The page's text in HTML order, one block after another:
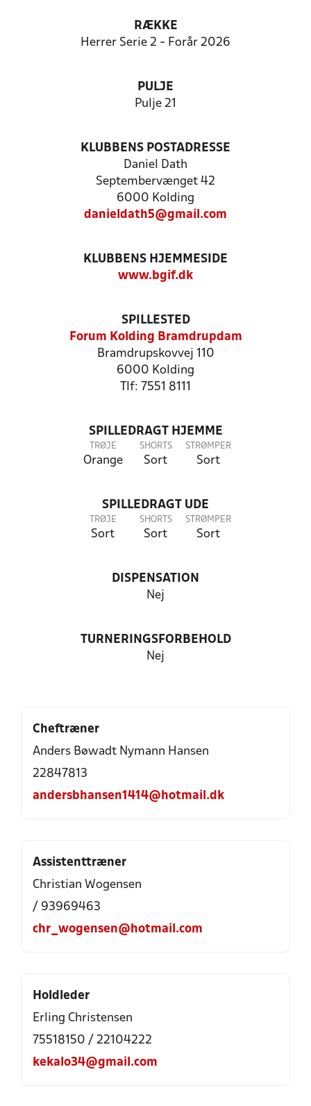
RÆKKE
Herrer Serie 2 - Forår 2026
PULJE
Pulje 21
KLUBBENS POSTADRESSE
Daniel Dath
Septembervænget 42
6000 Kolding
danieldath5@gmail.com
KLUBBENS HJEMMESIDE
www.bgif.dk
SPILLESTED
Forum Kolding Bramdrupdam
Bramdrupskovvej 110
6000 Kolding
Tlf: 7551 8111
SPILLEDRAGT HJEMME
TRØJE
Orange
SHORTS
Sort
STRØMPER
Sort
SPILLEDRAGT UDE
TRØJE
Sort
SHORTS
Sort
STRØMPER
Sort
DISPENSATION
Nej
TURNERINGSFORBEHOLD
Nej
Cheftræner
Anders Bøwadt Nymann Hansen
22847813
andersbhansen1414@hotmail.dk
Assistenttræner
Christian Wogensen
/ 93969463
chr_wogensen@hotmail.com
Holdleder
Erling Christensen
75518150 / 22104222
kekalo34@gmail.com